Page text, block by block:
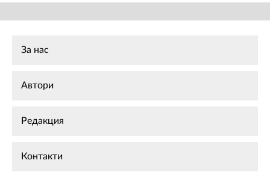
За нас
Автори
Редакция
Контакти